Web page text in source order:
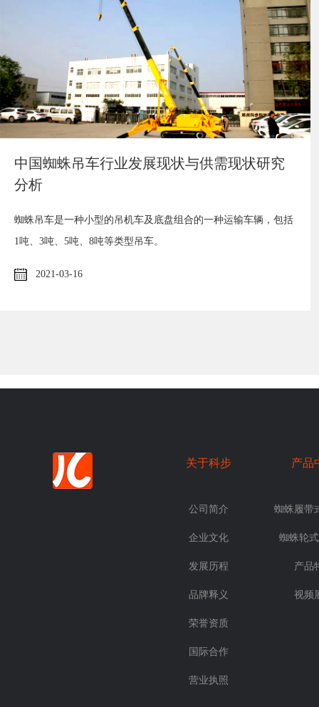
中国蜘蛛吊车行业发展现状与供需现状研究
分析
蜘蛛吊车是一种小型的吊机车及底盘组合的一种运输车辆，包括
1吨、3吨、5吨、8吨等类型吊车。
2021-03-16
关于科步
公司简介
企业文化
发展历程
品牌释义
荣誉资质
国际合作
营业执照
产品
蜘蛛履带
蜘蛛轮
产品
视频